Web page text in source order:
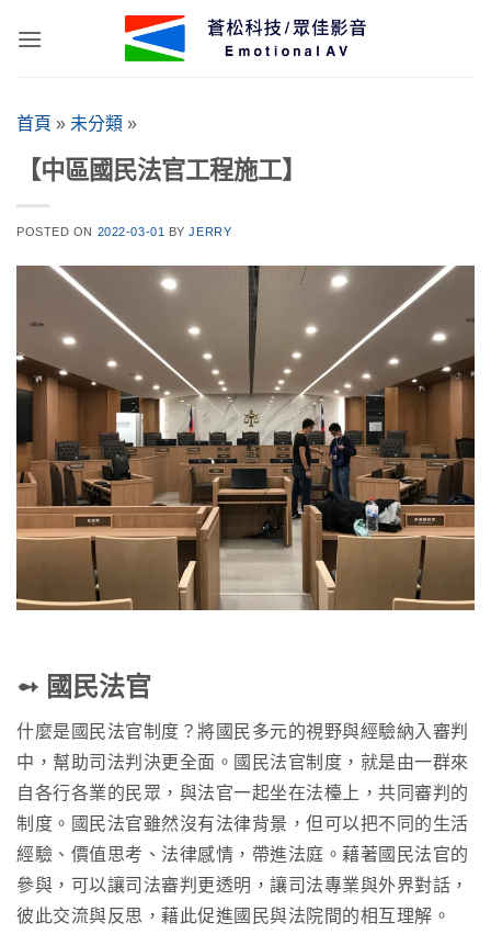
首頁 » 未分類 »
【中區國民法官工程施工】
POSTED ON 2022-03-01 BYJERRY
➻ 國民法官
什麼是國民法官制度？將國民多元的視野與經驗納入審判
中，幫助司法判決更全面。國民法官制度，就是由一群來
自各行各業的民眾，與法官一起坐在法檯上，共同審判的
制度。國民法官雖然沒有法律背景，但可以把不同的生活
經驗、價值思考、法律感情，帶進法庭。藉著國民法官的
參與，可以讓司法審判更透明，讓司法專業與外界對話，
彼此交流與反思，藉此促進國民與法院間的相互理解。